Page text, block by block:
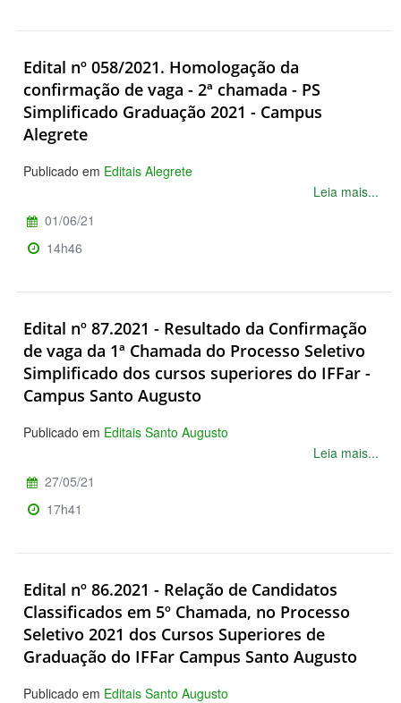
Edital nº 058/2021. Homologação da
confirmação de vaga - 2ª chamada - PS
Simplificado Graduação 2021 - Campus
Alegrete
Publicado em Editais Alegrete
Leia mais...
01/06/21
14h46
Edital nº 87.2021 - Resultado da Confirmação
de vaga da 1ª Chamada do Processo Seletivo
Simplificado dos cursos superiores do IFFar -
Campus Santo Augusto
Publicado em Editais Santo Augusto
Leia mais...
27/05/21
17h41
Edital nº 86.2021 - Relação de Candidatos
Classificados em 5º Chamada, no Processo
Seletivo 2021 dos Cursos Superiores de
Graduação do IFFar Campus Santo Augusto
Publicado em Editais Santo Augusto